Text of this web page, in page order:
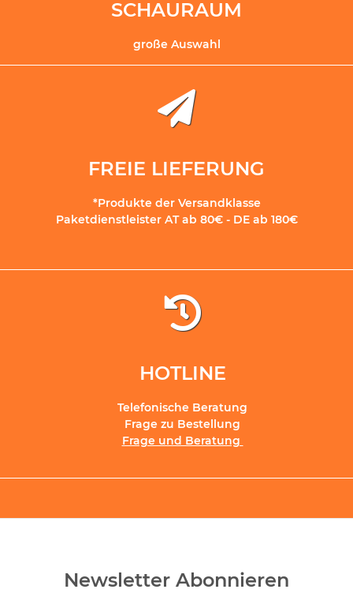
SCHAURAUM
große Auswahl
FREIE LIEFERUNG
*Produkte der Versandklasse
Paketdienstleister AT ab 80€ - DE ab 180€
HOTLINE
Telefonische Beratung
Frage zu Bestellung
Frage und Beratung
Newsletter Abonnieren